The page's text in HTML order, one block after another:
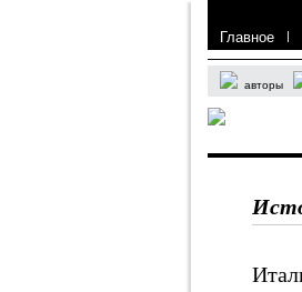
Главное |
авторы